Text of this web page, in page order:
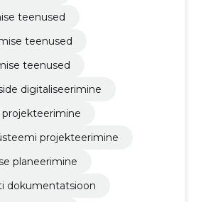
teenused
teenused
teenused
digitaliseerimine
projekteerimine
planeerimine
dokumentatsioon